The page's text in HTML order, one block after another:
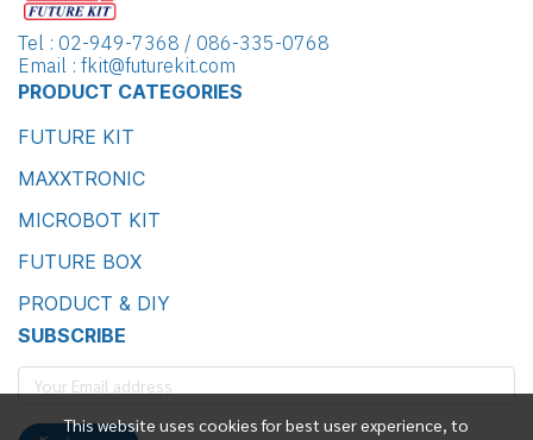
This website uses cookies for best user experience, to
Tel : 02-949-7368 / 086-335-0768
Email : fkit@futurekit.com
PRODUCT CATEGORIES
FUTURE KIT
MAXXTRONIC
MICROBOT KIT
FUTURE BOX
PRODUCT & DIY
SUBSCRIBE